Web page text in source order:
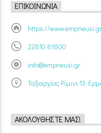
ΕΠΙΚΟΙΝΩΝΊΑ
https://
22810 81800
info@empneusi.gr
Ταξιαρχίας Ρίμινι 13,
ΑΚΟΛΟΥΘΉΣΤΕ ΜΑΣ!